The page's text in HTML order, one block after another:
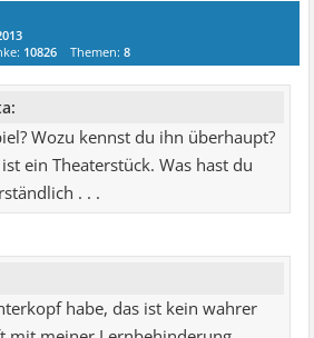
10826 Themen:8
Wozu kennst du ihn überhaupt?
ein Theaterstück. Was hast du
. . .
habe, das ist kein wahrer